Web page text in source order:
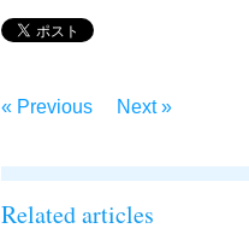
« Previous Next »
Related articles